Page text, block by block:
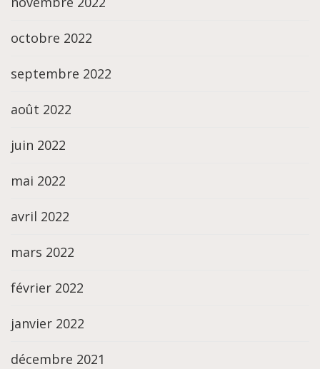
octobre 2022
septembre 2022
août 2022
juin 2022
mai 2022
avril 2022
mars 2022
février 2022
janvier 2022
décembre 2021